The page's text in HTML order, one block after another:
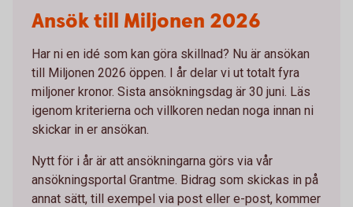
Ansök till Miljonen 2026
Har ni en idé som kan göra skillnad? Nu är ansökan
till Miljonen 2026 öppen. I år delar vi ut totalt fyra
miljoner kronor. Sista ansökningsdag är 30 juni. Läs
igenom kriterierna och villkoren nedan noga innan ni
skickar in er ansökan.
Nytt för i år är att ansökningarna görs via vår
ansökningsportal Grantme. Bidrag som skickas in på
annat sätt, till exempel via post eller e-post, kommer